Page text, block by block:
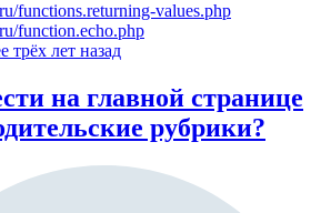
functions.returning-values.php
function.echo.php
трёх лет назад
на главной странице
рубрики?